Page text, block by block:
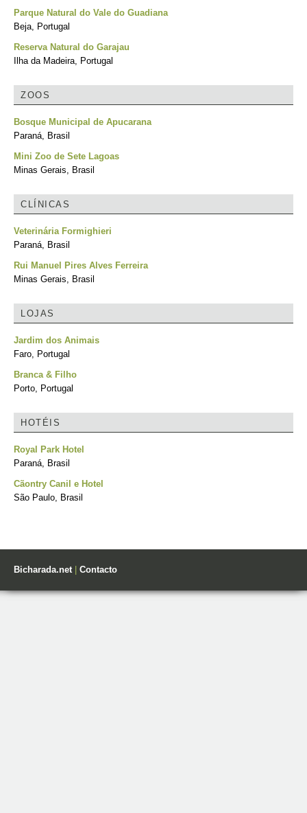
Parque Natural do Vale do Guadiana
Beja, Portugal
Reserva Natural do Garajau
Ilha da Madeira, Portugal
ZOOS
Bosque Municipal de Apucarana
Paraná, Brasil
Mini Zoo de Sete Lagoas
Minas Gerais, Brasil
CLÍNICAS
Veterinária Formighieri
Paraná, Brasil
Rui Manuel Pires Alves Ferreira
Minas Gerais, Brasil
LOJAS
Jardim dos Animais
Faro, Portugal
Branca & Filho
Porto, Portugal
HOTÉIS
Royal Park Hotel
Paraná, Brasil
Cãontry Canil e Hotel
São Paulo, Brasil
Bicharada.net| Contacto